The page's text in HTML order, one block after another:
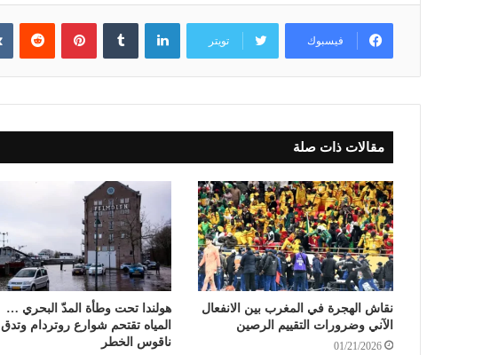
فيسبوك تويتر
لينكدإن بينتيريست
مقالات ذات صلة
نقاش الهجرة في المغرب بين الانفعال
الآني وضرورات التقييم الرصين
01/21/2026
هولندا تحت وطأة المدّ البحري …
المياه تقتحم شوارع روتردام وتدق
ناقوس الخطر